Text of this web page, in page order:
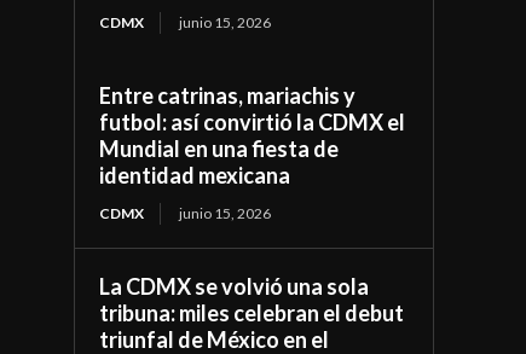
CDMX junio 15, 2026
Entre catrinas, mariachis y
futbol: así convirtió la CDMX el
Mundial en una fiesta de
identidad mexicana
CDMX junio 15, 2026
La CDMX se volvió una sola
tribuna: miles celebran el debut
triunfal de México en el